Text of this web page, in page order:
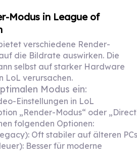
Modus in League of
verschiedene Render-
die Bildrate auswirken. Die
selbst auf starker Hardware
LoL verursachen.
Modus ein:
Einstellungen in LoL
„Render-Modus“ oder
folgenden Optionen:
Oft stabiler auf älteren PCs
Besser für moderne